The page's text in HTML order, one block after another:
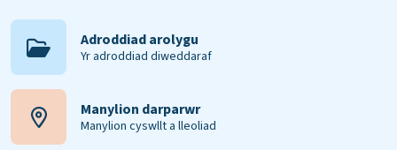
Adroddiad arolygu
Yr adroddiad diweddaraf
Manylion darparwr
Manylion cyswllt a lleoliad